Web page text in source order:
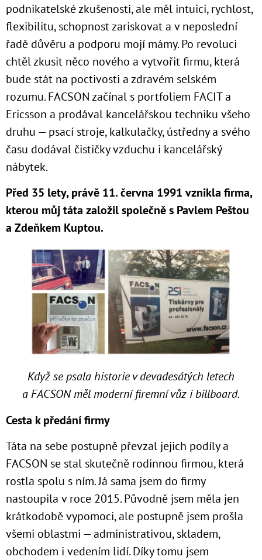
podnikatelské zkušenosti, ale měl intuici, rychlost,
flexibilitu, schopnost zariskovat a v neposlední
řadě důvěru a podporu mojí mámy. Po revoluci
chtěl zkusit něco nového a vytvořit firmu, která
bude stát na poctivosti a zdravém selském
rozumu. FACSON začínal s portfoliem FACIT a
Ericsson a prodával kancelářskou techniku všeho
druhu — psací stroje, kalkulačky, ústředny a svého
času dodával čističky vzduchu i kancelářský
nábytek.
Před 35 lety, právě 11. června 1991 vznikla firma,
kterou můj táta založil společně s Pavlem Peštou
a Zdeňkem Kuptou.
Když se psala historie v devadesátých letech
aFACSON měl moderní firemní vůz i billboard.
Cesta k předání firmy
Táta na sebe postupně převzal jejich podíly a
FACSON se stal skutečně rodinnou firmou, která
rostla spolu s ním. Já sama jsem do firmy
nastoupila v roce 2015. Původně jsem měla jen
krátkodobě vypomoci, ale postupně jsem prošla
všemi oblastmi — administrativou, skladem,
obchodem i vedením lidí. Díky tomu jsem